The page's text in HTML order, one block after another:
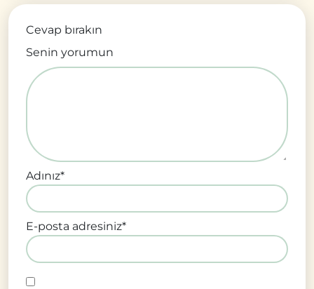
Cevap bırakın
Senin yorumun
Adınız*
E-posta adresiniz*